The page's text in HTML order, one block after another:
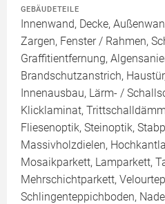
GEBÄUDETEILE
Innenwand, Decke,
Zargen, Fenster / Rahmen,
Graffitientfernung,
Brandschutzanstrich,
Innenausbau, Lärm- /
Klicklaminat,
Fliesenoptik, Steinoptik,
Massivholzdielen,
Mosaikparkett, Lamparkett,
Mehrschichtparkett,
Schlingenteppichboden,